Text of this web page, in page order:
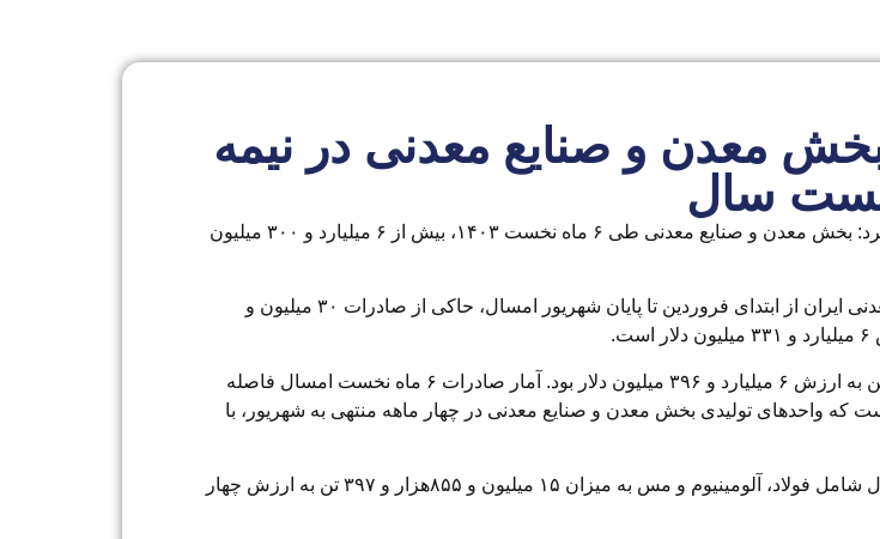
دلاری بخش معدن و صنایع معدنی در نیمه
سال
سازمان توسعه و نوسازی معادن و صنایع معدنی ایران (ایمیدرو) اعلام‌‌‌کرد: بخش معدن و صنایع معدنی طی ۶ ماه نخست ۱۴۰۳، بیش از ۶ میلیارد و ۳۰۰ میلیون
به گزارش ایمیدرو، عملکرد تجارت خارجی محصولات معدنی و صنایع معدنی ایران از ابتدای فروردین تا پایان شهریور امسال، حاکی از صادرات ۳۰ میلیون و
میزان صادرات مدت مشابه سال گذشته، ۳۰ میلیون و ۴۹۲‌هزار و ۱۲۵ تن به ارزش ۶ میلیارد و ۳۹۶ میلیون دلار بود. آمار صادرات ۶ ماه نخست امسال فاصله
امسال در حالی است که واحدهای تولیدی بخش معدن و صنایع معدنی در چهار ماهه منتهی به شهریور، با
بیشترین صادرات ۶ ماه نخست ۱۴۰۳ مربوط به زنجیره تولید سه محصول شامل فولاد، آلومینیوم و مس به میزان ۱۵ میلیون و ۸۵۵‌هزار و ۳۹۷ تن به ارزش چهار